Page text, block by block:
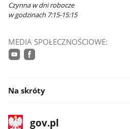
Czynna w dni robocze
w godzinach 7:15-15:15
MEDIA SPOŁECZNOŚCIOWE:
Na skróty
stopkaStrona
gov.pl